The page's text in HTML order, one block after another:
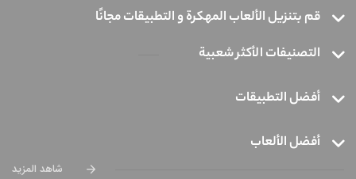
قم بتنزيل الألعاب المهكرة و التطبيقات مجانًا
التصنيفات الأكثر شعبية
أفضل التطبيقات
أفضل الألعاب
شاهد المزيد